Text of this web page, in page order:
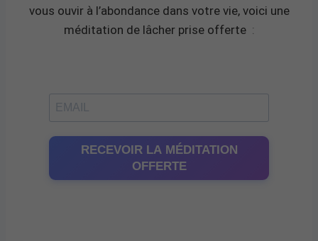
vous ouvir à l’abondance dans votre vie, voici une
méditation de lâcher prise offerte :
RECEVOIR LA MÉDITATION
OFFERTE